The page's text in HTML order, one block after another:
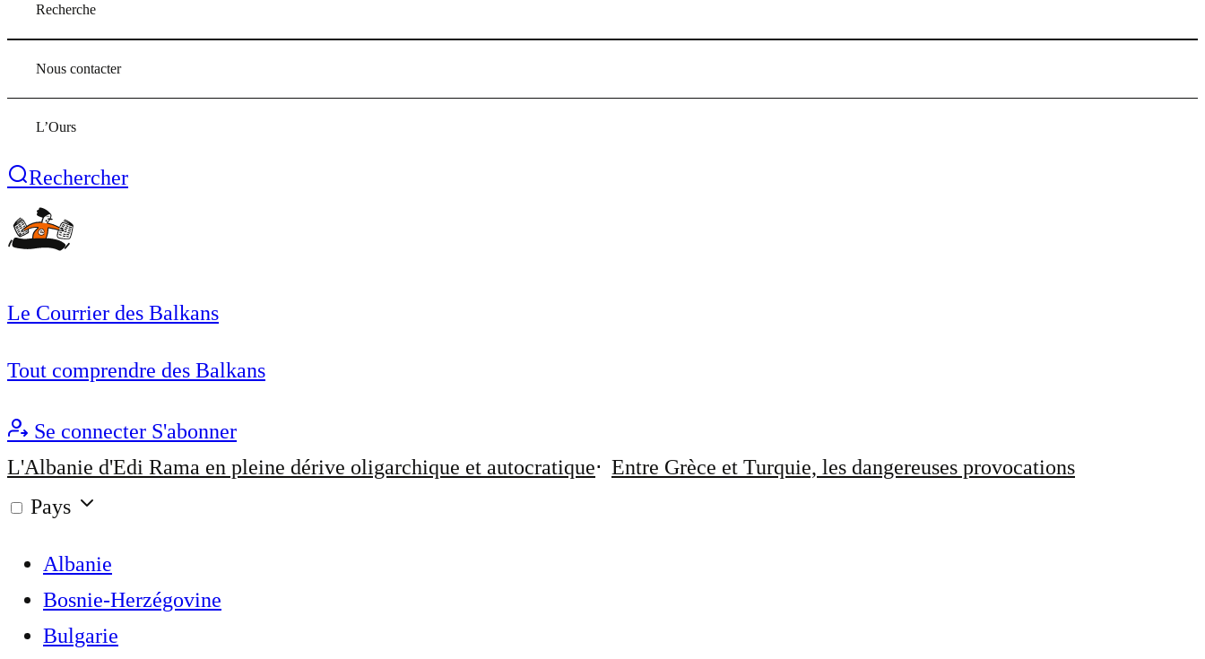
Recherche
Nous contacter
L’Ours
Rechercher
Le Courrier des Balkans
Tout comprendre des Balkans
Se connecter S'abonner
L'Albanie d'Edi Rama en pleine dérive oligarchique et autocratique
Entre Grèce et Turquie, les dangereuses provocations
Pays
Albanie
Bosnie-Herzégovine
Bulgarie